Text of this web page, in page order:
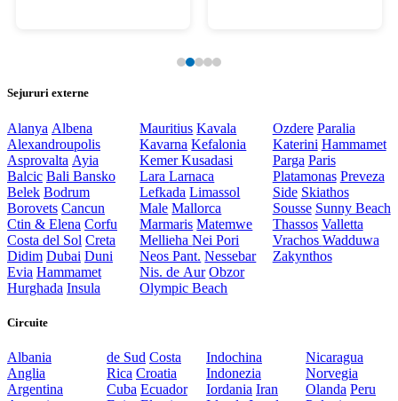
Sejururi externe
Alanya Albena
Alexandroupolis
Asprovalta Ayia
Balcic Bali Bansko
Belek Bodrum
Borovets Cancun
Ctin & Elena Corfu
Costa del Sol Creta
Didim Dubai Duni
Evia Hammamet
Hurghada Insula
Mauritius Kavala
Kavarna Kefalonia
KemerKusadasi
LaraLarnaca
Lefkada Limassol
Male Mallorca
Marmaris Matemwe
MelliehaNei Pori
Neos Pant. Nessebar
Nis. de Aur Obzor
Olympic Beach
Ozdere Paralia
Katerini Hammamet
Parga Paris
Platamonas Preveza
Side Skiathos
Sousse Sunny Beach
Thassos Valletta
Vrachos Wadduwa
Zakynthos
Circuite
Albania
Anglia
Argentina
de Sud Costa
Rica Croatia
Cuba Ecuador
Indochina
Indonezia
Iordania Iran
Nicaragua
Norvegia
Olanda Peru